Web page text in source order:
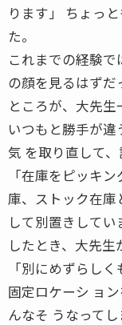
ります」 ちょっ
た。
これまでの経験
の顔を見るはずだ
ところが、大先生
いつもと勝手が違
気 を取り直して、
「在庫をピッキ
庫、ストック在庫
して別置きして
したとき、大先生
「別にめずらし
固定ロケーシ ョ
んなそ うなって